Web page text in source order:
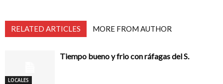
RELATED ARTICLES MORE FROM AUTHOR
LOCALES
Tiempo bueno y frio con ráfagas del S.